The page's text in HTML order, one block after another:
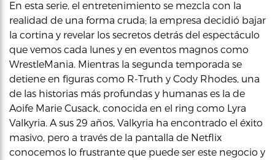
En esta serie, el entretenimiento se mezcla con la
realidad de una forma cruda; la empresa decidió bajar
la cortina y revelar los secretos detrás del espectáculo
que vemos cada lunes y en eventos magnos como
WrestleMania. Mientras la segunda temporada se
detiene en figuras como R-Truth y Cody Rhodes, una
de las historias más profundas y humanas es la de
Aoife Marie Cusack, conocida en el ring como Lyra
Valkyria. A sus 29 años, Valkyria ha encontrado el éxito
masivo, pero a través de la pantalla de Netflix
conocemos lo frustrante que puede ser este negocio y